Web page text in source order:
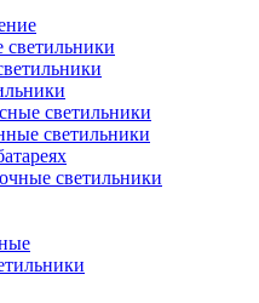
светильники
светильники
светильники
светильники